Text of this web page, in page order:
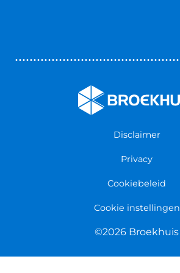
Nieuws & Blogs
Algemene voorwaarden
Disclaimer
Privacy
Cookiebeleid
Cookie instellingen
©2026 Broekhuis